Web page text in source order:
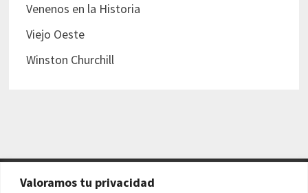
Valoramos tu privacidad
Venenos en la Historia
Viejo Oeste
Winston Churchill